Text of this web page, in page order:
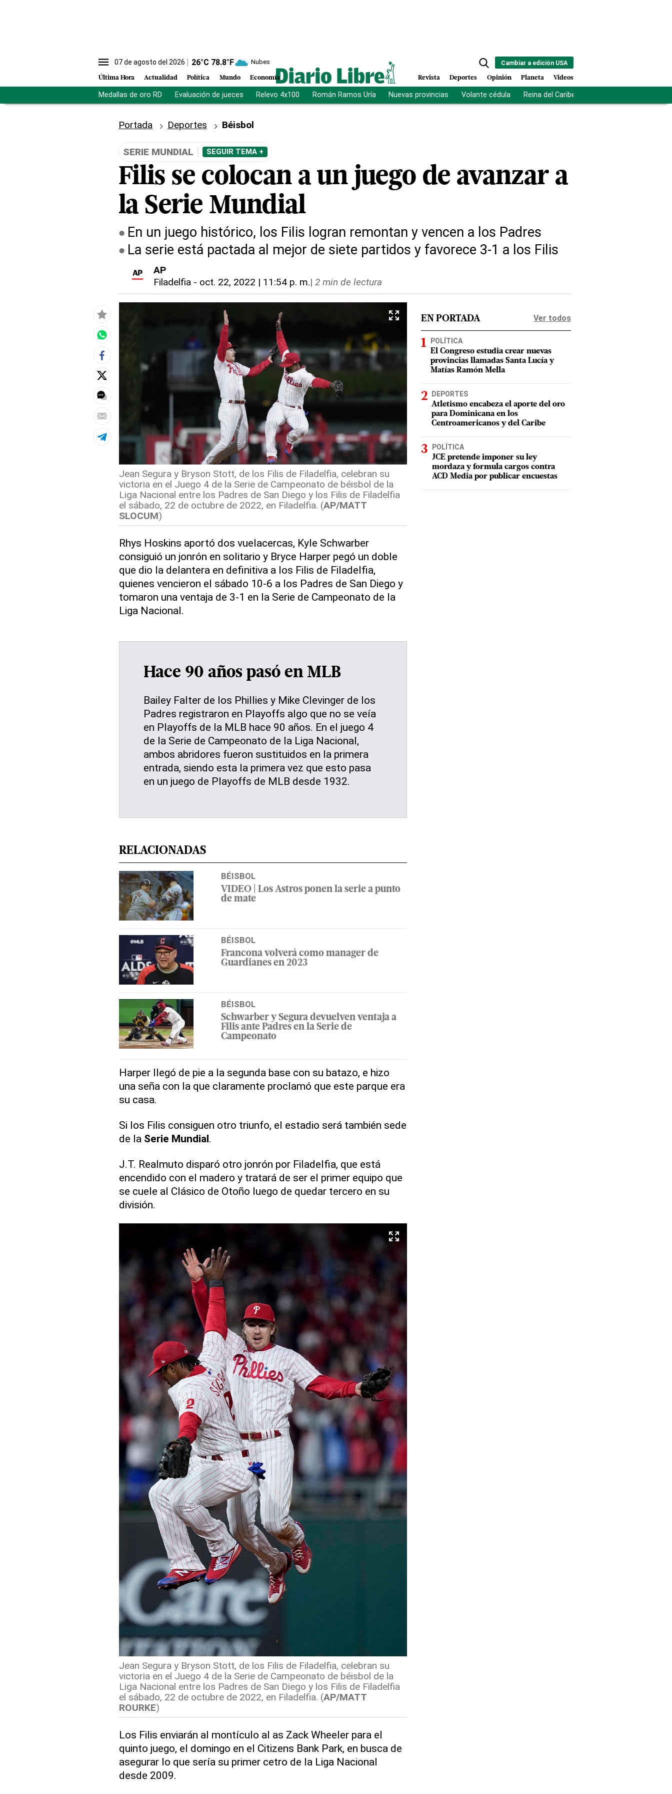
07 de agosto del 2026 26°C 78.8°F Nubes
Última Hora Actualidad Política Mundo Economía
Cambiar a edición USA
Revista Deportes Opinión Planeta Videos
Medallas de oro RD Evaluación de jueces Relevo 4x100 Román Ramos Uría Nuevas provincias Volante cédula Reina del Caribe
Portada Deportes Béisbol
SERIE MUNDIAL SEGUIR TEMA +
Filis se colocan a un juego de avanzar a
la Serie Mundial
En un juego histórico, los Filis logran remontan y vencen a los Padres
La serie está pactada al mejor de siete partidos y favorece 3-1 a los Filis
AP
Filadelfia - oct. 22, 2022 | 11:54 p. m.| 2 min de lectura
Jean Segura y Bryson Stott, de los Filis de Filadelfia, celebran su
victoria en el Juego 4 de la Serie de Campeonato de béisbol de la
Liga Nacional entre los Padres de San Diego y los Filis de Filadelfia
el sábado, 22 de octubre de 2022, en Filadelfia. (AP/MATT
SLOCUM)
Rhys Hoskins aportó dos vuelacercas, Kyle Schwarber
consiguió un jonrón en solitario y Bryce Harper pegó un doble
que dio la delantera en definitiva a los Filis de Filadelfia,
quienes vencieron el sábado 10-6 a los Padres de San Diego y
tomaron una ventaja de 3-1 en la Serie de Campeonato de la
Liga Nacional.
Hace 90 años pasó en MLB
Bailey Falter de los Phillies y Mike Clevinger de los
Padres registraron en Playoffs algo que no se veía
en Playoffs de la MLB hace 90 años. En el juego 4
de la Serie de Campeonato de la Liga Nacional,
ambos abridores fueron sustituidos en la primera
entrada, siendo esta la primera vez que esto pasa
en un juego de Playoffs de MLB desde 1932.
RELACIONADAS
BÉISBOL
VIDEO | Los Astros ponen la serie a punto
de mate
BÉISBOL
Francona volverá como manager de
Guardianes en 2023
BÉISBOL
Schwarber y Segura devuelven ventaja a
Filis ante Padres en la Serie de
Campeonato
Harper llegó de pie a la segunda base con su batazo, e hizo
una seña con la que claramente proclamó que este parque era
su casa.
Si los Filis consiguen otro triunfo, el estadio será también sede
de la Serie Mundial.
J.T. Realmuto disparó otro jonrón por Filadelfia, que está
encendido con el madero y tratará de ser el primer equipo que
se cuele al Clásico de Otoño luego de quedar tercero en su
división.
Jean Segura y Bryson Stott, de los Filis de Filadelfia, celebran su
victoria en el Juego 4 de la Serie de Campeonato de béisbol de la
Liga Nacional entre los Padres de San Diego y los Filis de Filadelfia
el sábado, 22 de octubre de 2022, en Filadelfia. (AP/MATT
ROURKE)
Los Filis enviarán al montículo al as Zack Wheeler para el
quinto juego, el domingo en el Citizens Bank Park, en busca de
asegurar lo que sería su primer cetro de la Liga Nacional
desde 2009.
EN PORTADA Ver todos
POLÍTICA
El Congreso estudia crear nuevas
provincias llamadas Santa Lucía y
Matías Ramón Mella
DEPORTES
Atletismo encabeza el aporte del oro
para Dominicana en los
Centroamericanos y del Caribe
POLÍTICA
JCE pretende imponer su ley
mordaza y formula cargos contra
ACD Media por publicar encuestas